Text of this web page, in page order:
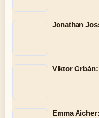
Jonathan
Viktor
Emma